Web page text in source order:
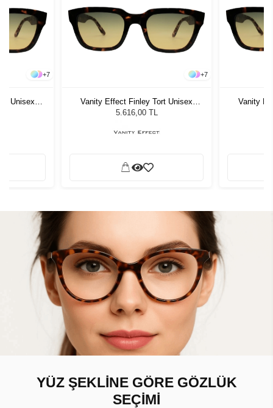
+7
Unisex
+7
Vanity Effect Finley Tort Unisex
Güneş Gözlüğü
5.616,00 TL
Vanity
YÜZ ŞEKLİNE GÖRE GÖZLÜK
SEÇİMİ